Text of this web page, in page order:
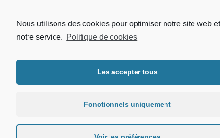
Nous utilisons des cookies pour optimiser notre site web et
notre service. Politique de cookies
Les accepter tous
Fonctionnels uniquement